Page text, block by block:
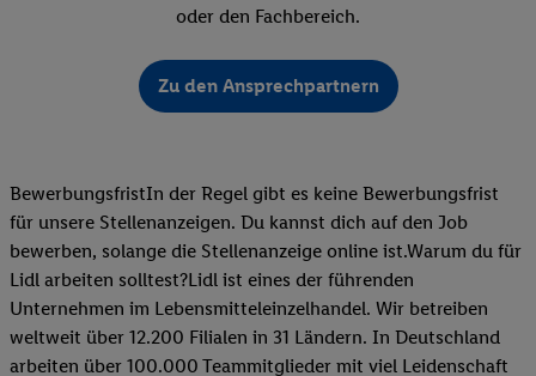
oder den Fachbereich.
Zu den Ansprechpartnern
BewerbungsfristIn der Regel gibt es keine Bewerbungsfrist
für unsere Stellenanzeigen. Du kannst dich auf den Job
bewerben, solange die Stellenanzeige online ist.Warum du für
Lidl arbeiten solltest?Lidl ist eines der führenden
Unternehmen im Lebensmitteleinzelhandel. Wir betreiben
weltweit über 12.200 Filialen in 31 Ländern. In Deutschland
arbeiten über 100.000 Teammitglieder mit viel Leidenschaft